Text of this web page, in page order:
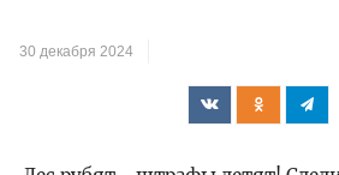
30 декабря 2024